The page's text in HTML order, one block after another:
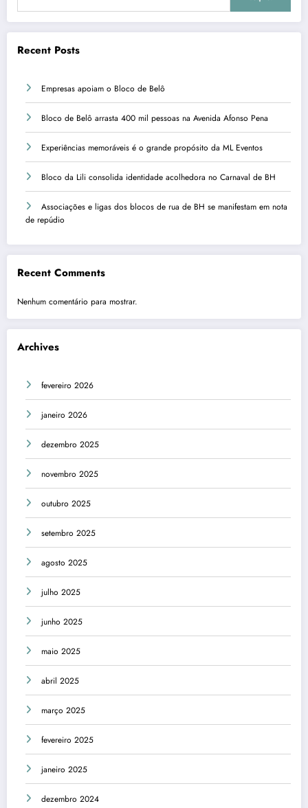
Recent Posts
Empresas apoiam o Bloco de Belô
Bloco de Belô arrasta 400 mil pessoas na Avenida Afonso Pena
Experiências memoráveis é o grande propósito da ML Eventos
Bloco da Lili consolida identidade acolhedora no Carnaval de BH
Associações e ligas dos blocos de rua de BH se manifestam em nota
de repúdio
Recent Comments
Nenhum comentário para mostrar.
Archives
fevereiro 2026
janeiro 2026
dezembro 2025
novembro 2025
outubro 2025
setembro 2025
agosto 2025
julho 2025
junho 2025
maio 2025
abril 2025
março 2025
fevereiro 2025
janeiro 2025
dezembro 2024